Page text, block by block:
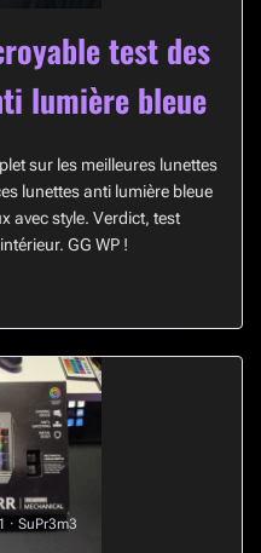
test des
lumière bleue
sur les meilleures lunettes
lunettes anti lumière bleue
avec style. Verdict, test
GG WP !
· SuPr3m3